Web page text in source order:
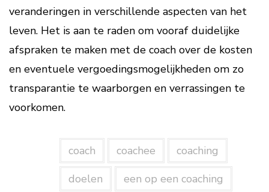
veranderingen in verschillende aspecten van het
leven. Het is aan te raden om vooraf duidelijke
afspraken te maken met de coach over de kosten
en eventuele vergoedingsmogelijkheden om zo
transparantie te waarborgen en verrassingen te
voorkomen.
coach coachee
coaching
doelen
een op een coaching